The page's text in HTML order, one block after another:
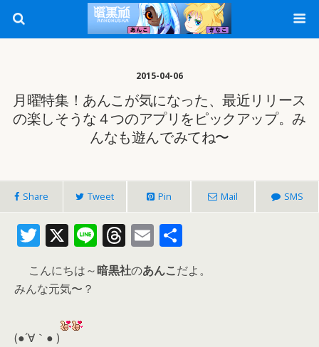
2015-04-06
月曜特集！あんこが気になった、最近リリース
の楽しそうな４つのアプリをピックアップ。み
んなも遊んでみてね〜
Share Tweet Pin Mail SMS
T
w
itt
er
X Li
n
e
T
h
re
E
m
ai
有
こんにちは～暗黒社のあんこだよ。
みんな元気〜？
(●´∀｀● )